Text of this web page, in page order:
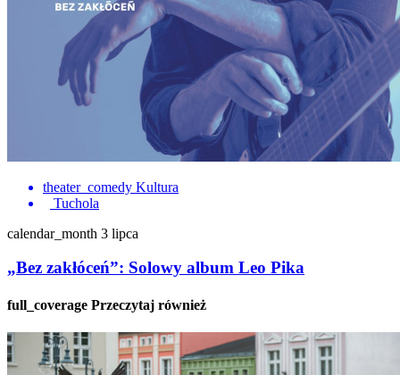
theater_comedy Kultura
Tuchola
calendar_month 3 lipca
„Bez zakłóceń”: Solowy album Leo Pika
full_coverage Przeczytaj również